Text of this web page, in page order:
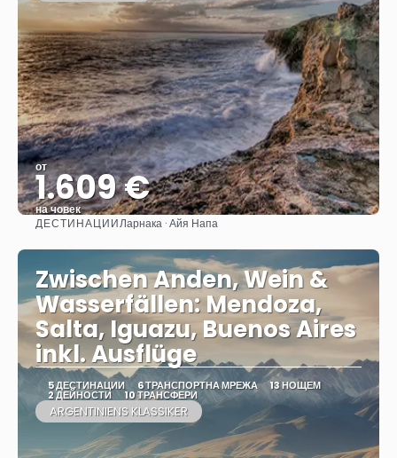
от
1.609 €
на човек
Вижте
ДЕСТИНАЦИИЛарнака · Айя Напа
Zwischen Anden, Wein &
Wasserfällen: Mendoza,
Salta, Iguazu, Buenos Aires
inkl. Ausflüge
5 ДЕСТИНАЦИИ 6 ТРАНСПОРТНА МРЕЖА 13 НОЩЕМ
2 ДЕЙНОСТИ 10 ТРАНСФЕРИ
ARGENTINIENS KLASSIKER